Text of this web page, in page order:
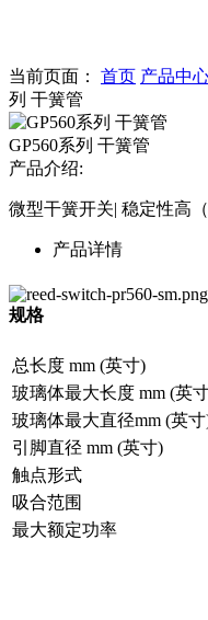
当前页面： 首页 产品中
列 干簧管
GP560系列 干簧管
产品介绍:
微型干簧开关| 稳定性高
产品详情
规格
总长度 mm (英寸)
玻璃体最大长度 mm (英
玻璃体最大直径mm (英
引脚直径 mm (英寸)
触点形式
吸合范围
最大额定功率